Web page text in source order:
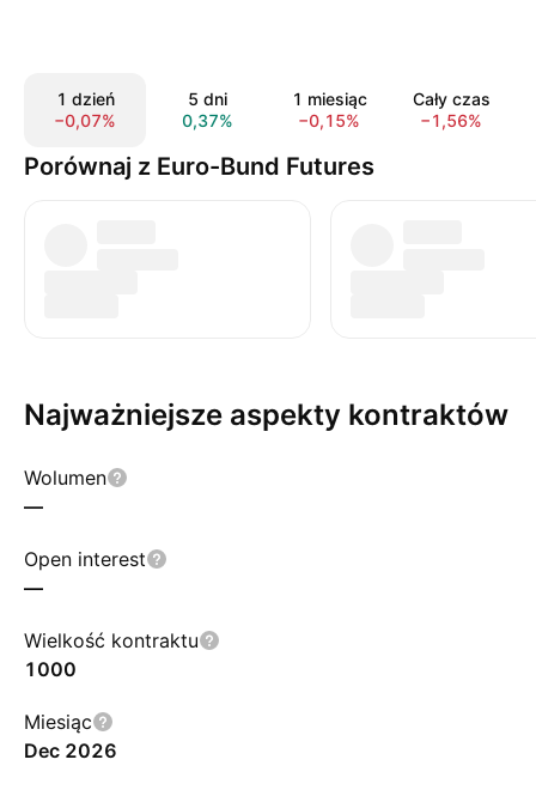
1 dzień
−0,07%
5 dni
0,37%
1 miesiąc
−0,15%
Cały czas
−1,56%
Porównaj z Euro-Bund Futures
Najważniejsze aspekty kontraktów
Wolumen
—
Open interest
—
Wielkość kontraktu
1000
Miesiąc
Dec 2026